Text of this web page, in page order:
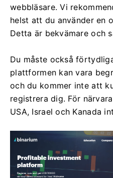
webbläsare. Vi
helst att du använder en
Detta är bekvämare och
Du måste också
plattformen kan vara
och du kommer inte att
registrera dig. För
USA, Israel och Kanada